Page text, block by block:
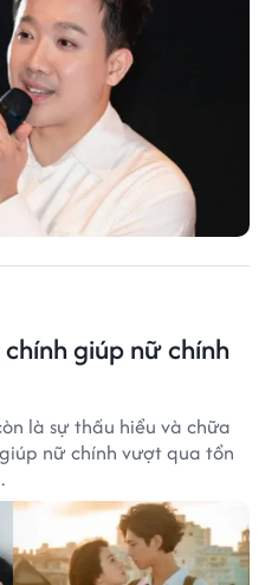
giúp nữ chính
là sự thấu hiểu và chữa
nữ chính vượt qua tổn